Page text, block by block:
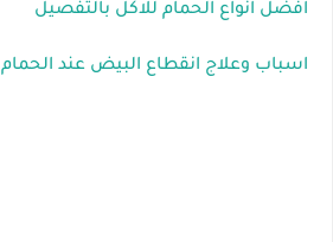
افضل انواع الحمام للاكل بالتفصيل
اسباب وعلاج انقطاع البيض عند الحمام